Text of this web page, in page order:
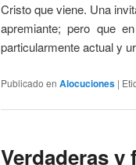
Cristo que viene. Una
apremiante; pero que
particularmente actual y
Publicado en Alocuciones |
Verdaderas y